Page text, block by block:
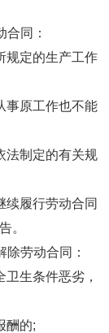
同：
规定的生产工作
事原工作也不能
法制定的有关规
续履行劳动合同
。
劳动合同：
生条件恶劣，
酬的;